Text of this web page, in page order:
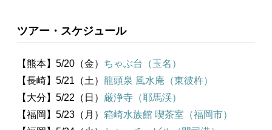
ツアー・スケジュール
【熊本】5/20（金） ちゃぶ台（玉名）
【長崎】5/21（土） 龍頭泉 風水庵（東彼杵）
【大分】5/22（日） 厳浄寺（耶馬渓）
【福岡】5/23（月） 箱崎水族館 喫茶室（福岡市）